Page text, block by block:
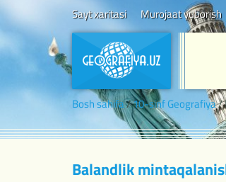
Sayt xaritasi Murojaat yuborish
Bosh sahifa/10-sinf Geografiya/
Balandlik